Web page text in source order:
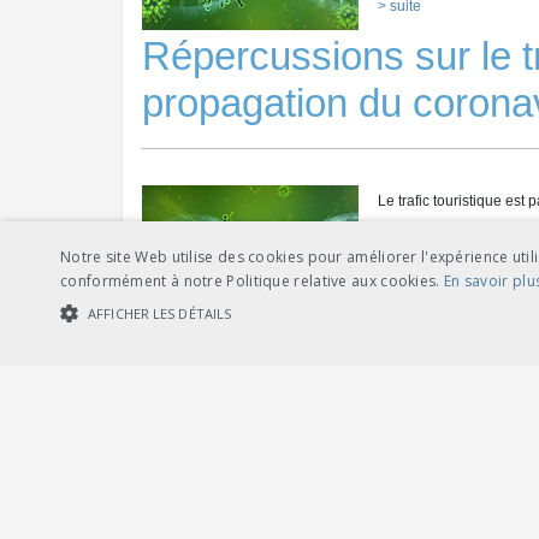
> suite
Répercussions sur le
propagation du
Le trafic touristique est
transport dans la
Notre site Web utilise des cookies pour améliorer l'expérience
conformément à notre Politique relative aux cookies. En savoir
AFFICHER LES DÉTAILS